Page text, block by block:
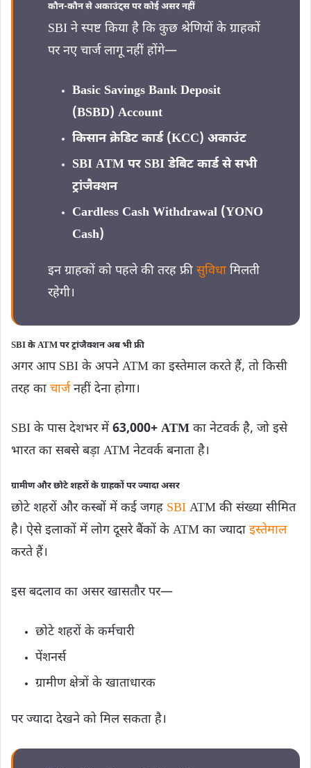
कौन-कौन से अकाउंट्स पर कोई असर नहीं
SBI ने स्पष्ट किया है कि कुछ श्रेणियों के ग्राहकों
पर नए चार्ज लागू नहीं होंगे—
Basic Savings Bank Deposit
(BSBD) Account
किसान क्रेडिट कार्ड (KCC) अकाउंट
SBI ATM पर SBI डेबिट कार्ड से सभी
ट्रांजैक्शन
Cardless Cash Withdrawal (YONO
Cash)
इन ग्राहकों को पहले की तरह फ्री सुविधा मिलती
रहेगी।
SBI के ATM पर ट्रांजैक्शन अब भी फ्री
अगर आप SBI के अपने ATM का इस्तेमाल करते हैं, तो किसी
तरह का चार्जनहीं देना होगा।
SBI के पास देशभर में 63,000+ ATM का नेटवर्क है, जो इसे
भारत का सबसे बड़ा ATM नेटवर्क बनाता है।
ग्रामीण और छोटे शहरों के ग्राहकों पर ज्यादा असर
छोटे शहरों और कस्बों में कई जगह SBI ATM की संख्या सीमित
है। ऐसे इलाकों में लोग दूसरे बैंकों के ATM का ज्यादा इस्तेमाल
करते हैं।
इस बदलाव का असर खासतौर पर—
छोटे शहरों के कर्मचारी
पेंशनर्स
ग्रामीण क्षेत्रों के खाताधारक
पर ज्यादा देखने को मिल सकता है।